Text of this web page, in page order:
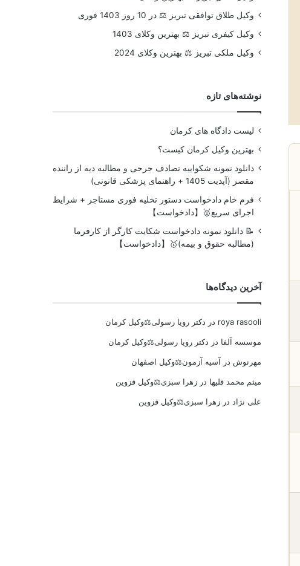
وکیل طلاق توافقی تبریز ⚖️ در 10 روز 1403 فوری
وکیل کیفری تبریز ⚖️ بهترین وکلای 1403
وکیل ملکی تبریز ⚖️ بهترین وکلای 2024
نوشته‌های تازه
لیست دادگاه های کرمان
بهترین وکیل کرمان کیست؟
دانلود نمونه شکواییه تصادف جرحی و مطالبه دیه از راننده
مقصر (آپدیت 1405 + راهنمای پزشکی قانونی)
فرم خام دادخواست دستور تخلیه فوری مستاجر + شرایط
اجرای سریع🥇【دادخواست】
📝 دانلود نمونه دادخواست شکایت کارگر از کارفرما
(مطالبه حقوق و بیمه)🥇【دادخواست】
آخرین دیدگاه‌ها
roya rasooli در دکتر رویا رسولی⚖️وکیل کرمان
موسسه آلفا در دکتر رویا رسولی⚖️وکیل کرمان
مهرنوش در آسیه آزمون⚖️وکیل اصفهان
میثم محمد قلیها درزهرا سبزی⚖️وکیل قزوین
علی نژاد درزهرا سبزی⚖️وکیل قزوین